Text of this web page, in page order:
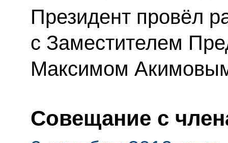
Президент провёл
с Заместителем
Максимом
Совещание с